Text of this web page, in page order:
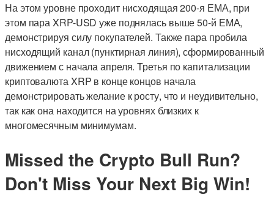
На этом уровне проходит нисходящая 200-я ЕМА, при
этом пара XRP-USD уже поднялась выше 50-й ЕМА,
демонстрируя силу покупателей. Также пара пробила
нисходящий канал (пунктирная линия), сформированный
движением с начала апреля. Третья по капитализации
криптовалюта XRP в конце концов начала
демонстрировать желание к росту, что и неудивительно,
так как она находится на уровнях близких к
многомесячным минимумам.
Missed the Crypto Bull Run?
Don't Miss Your Next Big Win!